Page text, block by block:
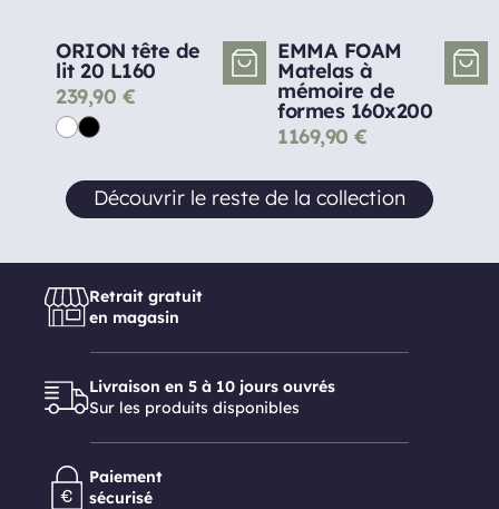
ORION tête de
lit 20 L160
239,90 €
EMMA FOAM
Matelas à
mémoire de
formes 160x200
1169,90 €
Découvrir le reste de la collection
Retrait gratuit
en magasin
Livraison en 5 à 10 jours ouvrés
Sur les produits disponibles
Paiement
sécurisé